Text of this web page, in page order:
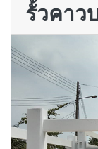
รั้วคาว